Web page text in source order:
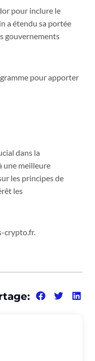
pour inclure le
a étendu sa portée
gouvernements
pour apporter
dans la
une meilleure
les principes de
les
crypto.fr.